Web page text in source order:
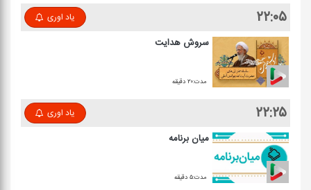
۲۲:۰۵ یاد اوری
سروش هدایت
مدت:۲۰ دقیقه
۲۲:۲۵ یاد اوری
میان برنامه
مدت:۵ دقیقه